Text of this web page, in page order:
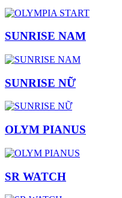
SUNRISE NAM
SUNRISE NỮ
OLYM PIANUS
SR WATCH